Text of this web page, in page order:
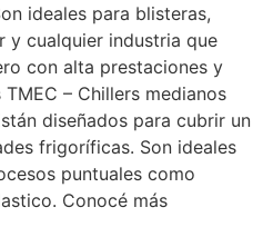
ideales para blisteras,
y cualquier industria que
con alta prestaciones y
– Chillers medianos
diseñados para cubrir un
frigoríficas. Son ideales
puntuales como
Conocé más